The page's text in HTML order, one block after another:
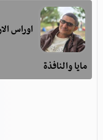
اوراس
مايا والنافذة